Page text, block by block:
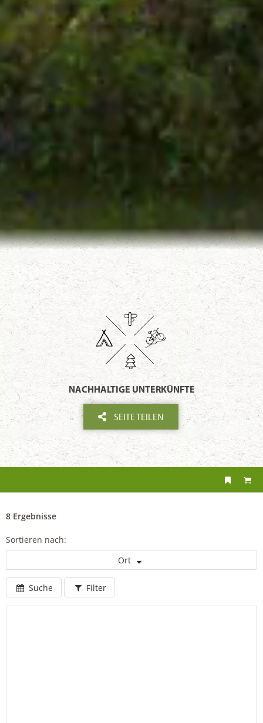
NACHHALTIGE UNTERKÜNFTE
SEITE TEILEN